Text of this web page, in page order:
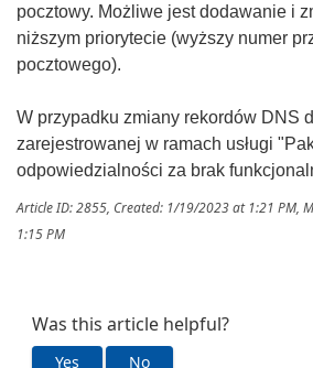
pocztowy. Możliwe jest dodawanie i
niższym priorytecie (wyższy numer
pocztowego).
W przypadku zmiany rekordów DNS
zarejestrowanej w ramach usługi
odpowiedzialności za brak
Article ID: 2855 Created: 1/19/2023 at 1:21 PM
1:15 PM
Was this article helpful?
Yes No